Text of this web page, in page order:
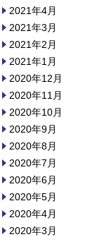
2021年4月
2021年3月
2021年2月
2021年1月
2020年12月
2020年11月
2020年10月
2020年9月
2020年8月
2020年7月
2020年6月
2020年5月
2020年4月
2020年3月